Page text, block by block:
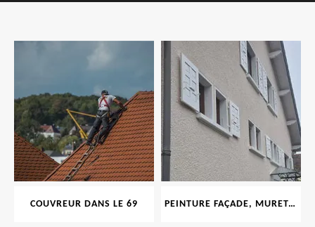
COUVREUR DANS LE 69 PEINTURE FAÇADE, MURET, TOITURE, BOISERIE, FERRONERIE, GOUTTIÈRE 69